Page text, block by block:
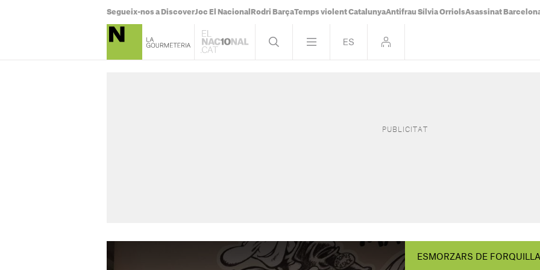
Segueix-nos a DiscoverJoc El Nacional Rodri BarçaTemps violent CatalunyaAntifrau Sílvia OrriolsAsassinat
ESMORZARS DE FORQUILLA